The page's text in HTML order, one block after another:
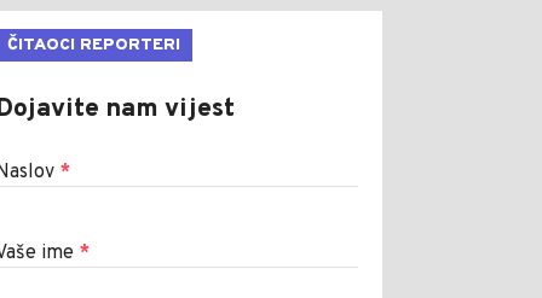
ČITAOCI REPORTERI
nam vijest
*
ime *